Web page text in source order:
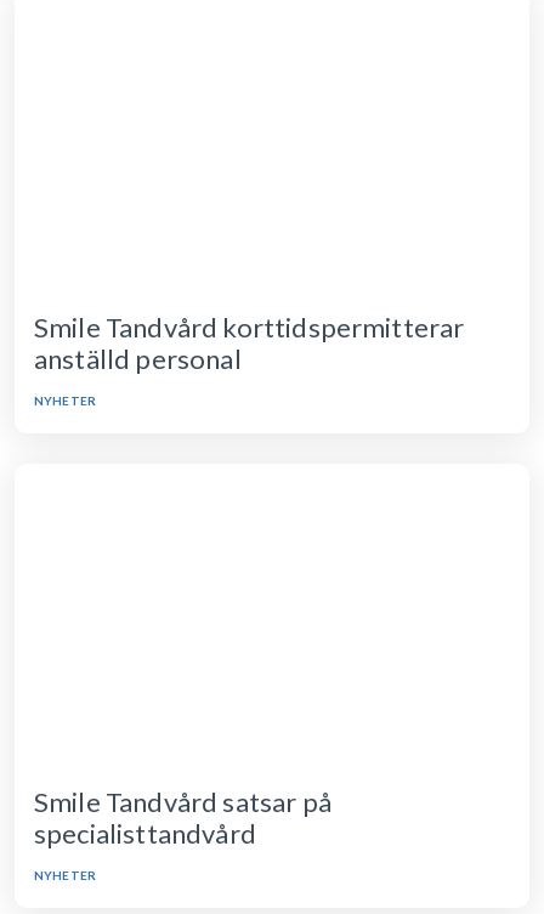
Smile Tandvård korttidspermitterar
anställd personal
NYHETER
Smile Tandvård satsar på
specialisttandvård
NYHETER